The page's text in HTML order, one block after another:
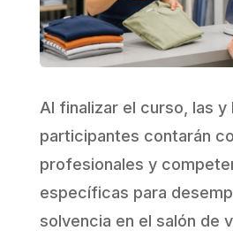
Al finalizar el curso, las y
participantes contarán
profesionales y
específicas para
solvencia en el salón de